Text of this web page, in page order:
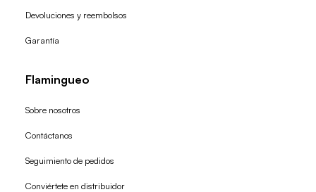
Devoluciones y reembolsos
Garantía
Flamingueo
Sobre nosotros
Contáctanos
Seguimiento de pedidos
Conviértete en distribuidor